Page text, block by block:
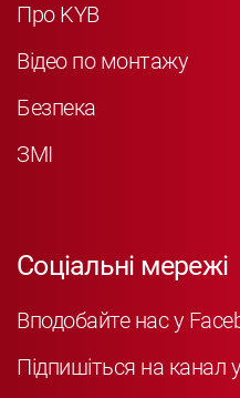
Про KYB
Відео по монтажу
Безпека
ЗМІ
Соціальні мережі
Вподобайте нас у
Підпишіться на канал